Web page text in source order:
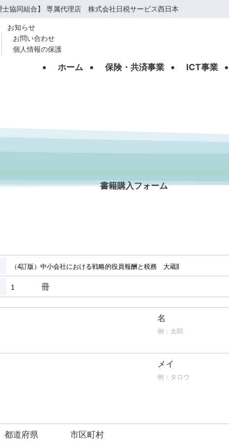
士協同組合】 専属代理店 株式会社日税サービス西日本
お知らせ
お問い合わせ
個人情報の保護
ホーム 保険・共済事業 ICT事業
BOOKS FORM
書籍購入フォーム
冊
名
メイ
都道府県 市区町村